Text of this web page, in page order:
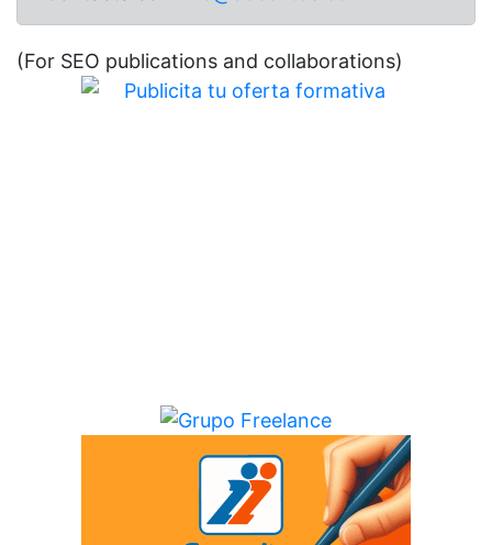
(For SEO publications and collaborations)